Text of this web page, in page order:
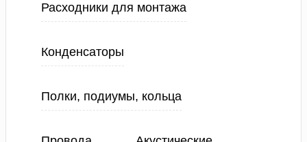
Расходники для монтажа
Конденсаторы
Полки, подиумы, кольца